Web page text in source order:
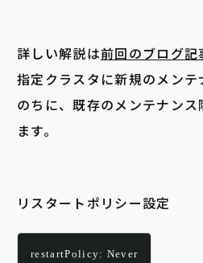
詳しい解説は前回のブログ記
指定クラスタに新規のメン
のちに、既存のメンテナン
ます。
リスタートポリシー設定
restartPolicy: Never